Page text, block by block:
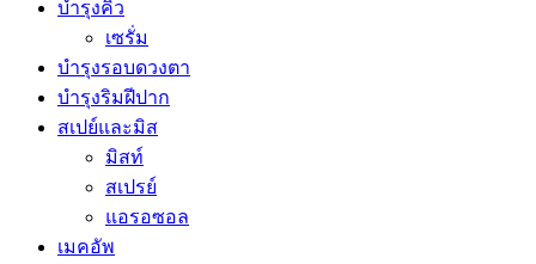
บำรุงคิ้ว
เซรั่ม
บำรุงรอบดวงตา
บำรุงริมฝีปาก
สเปย์และมิส
มิสท์
สเปรย์
แอรอซอล
เมคอัพ